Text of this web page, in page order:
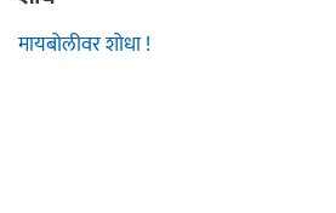
मायबोलीवर शोधा !